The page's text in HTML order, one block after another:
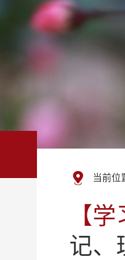
当前位
【
记、